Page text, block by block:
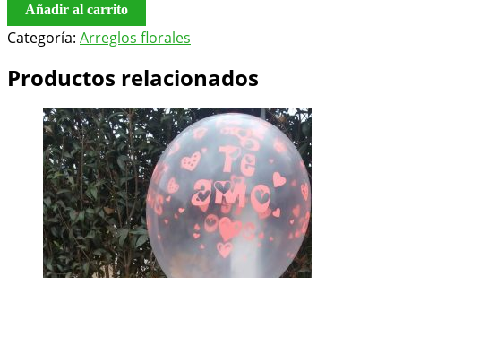
Añadir al carrito
Categoría: Arreglos florales
Productos relacionados